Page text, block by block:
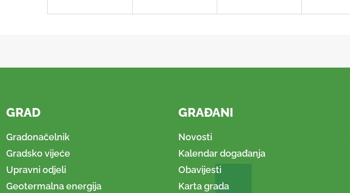
GRAD
Gradonačelnik
Gradsko vijeće
Upravni odjeli
Geotermalna energija
GRAĐANI
Novosti
Kalendar događanja
Obavijesti
Karta grada